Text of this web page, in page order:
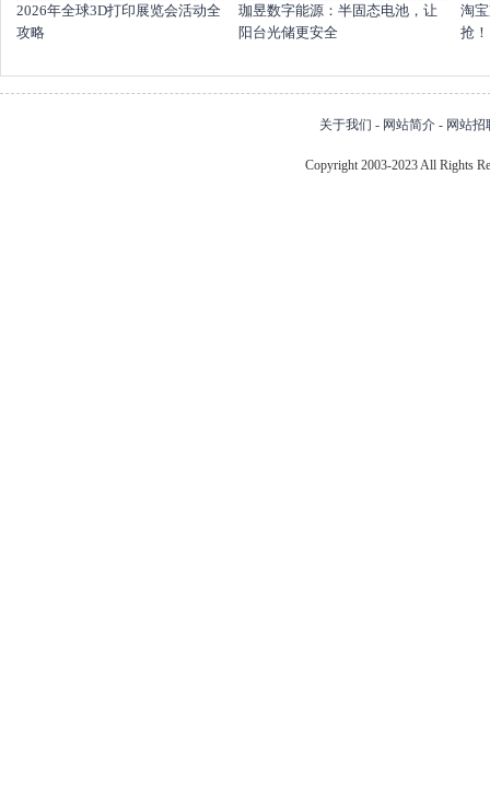
2026年全球3D打印展览会活动全
攻略
珈昱数字能源：半固态电池，让
阳台光储更安全
淘
抢
关于我们 - 网站简介 - 网站招
Copyright 2003-2023 All Rights